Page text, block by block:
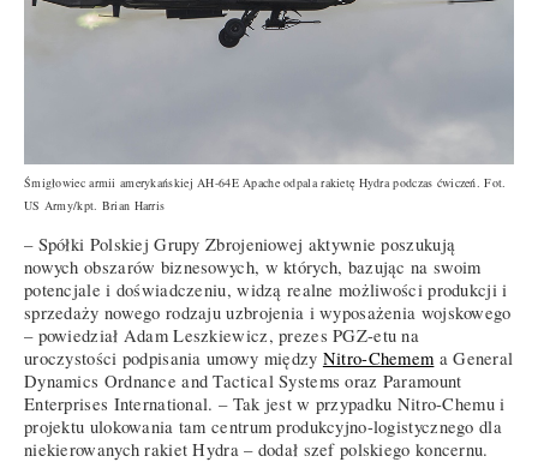
Śmigłowiec armii amerykańskiej AH-64E Apache odpala rakietę Hydra podczas ćwiczeń. Fot.
US Army/kpt. Brian Harris
– Spółki Polskiej Grupy Zbrojeniowej aktywnie poszukują
nowych obszarów biznesowych, w których, bazując na swoim
potencjale i doświadczeniu, widzą realne możliwości produkcji i
sprzedaży nowego rodzaju uzbrojenia i wyposażenia wojskowego
– powiedział Adam Leszkiewicz, prezes PGZ-etu na
uroczystości podpisania umowy między Nitro-Chemem a General
Dynamics Ordnance and Tactical Systems oraz Paramount
Enterprises International. – Tak jest w przypadku Nitro-Chemu i
projektu ulokowania tam centrum produkcyjno-logistycznego dla
niekierowanych rakiet Hydra – dodał szef polskiego koncernu.